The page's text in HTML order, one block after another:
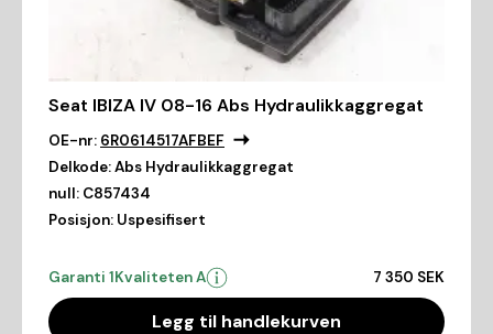
Seat IBIZA IV 08-16 Abs Hydraulikkaggregat
OE-nr: 6R0614517AFBEF
Delkode:Abs Hydraulikkaggregat
null: C857434
Posisjon: Uspesifisert
Garanti 1Kvaliteten A 7 350 SEK
Legg til handlekurven